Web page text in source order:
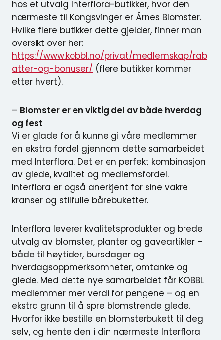
hos et utvalg Interflora-butikker, hvor den
nærmeste til Kongsvinger er Årnes Blomster.
Hvilke flere butikker dette gjelder, finner man
oversikt over her:
https://www.kobbl.no/privat/medlemskap/rab
atter-og-bonuser/ (flere butikker kommer
etter hvert).
– Blomster er en viktig del av både hverdag
og fest
Vi er glade for å kunne gi våre medlemmer
en ekstra fordel gjennom dette samarbeidet
med Interflora. Det er en perfekt kombinasjon
av glede, kvalitet og medlemsfordel.
Interflora er også anerkjent for sine vakre
kranser og stilfulle bårebuketter.
Interflora leverer kvalitetsprodukter og brede
utvalg av blomster, planter og gaveartikler –
både til høytider, bursdager og
hverdagsoppmerksomheter, omtanke og
glede. Med dette nye samarbeidet får KOBBL
medlemmer mer verdi for pengene – og en
ekstra grunn til å spre blomstrende glede.
Hvorfor ikke bestille en blomsterbukett til deg
selv, og hente den i din nærmeste Interflora